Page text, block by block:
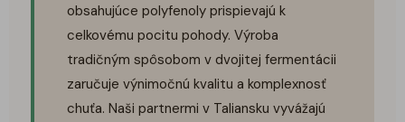
obsahujúce polyfenoly prispievajú k
celkovému pocitu pohody. Výroba
tradičným spôsobom v dvojitej fermentácii
zaručuje výnimočnú kvalitu a komplexnosť
chuťa. Naši partnermi v Taliansku vyvážajú